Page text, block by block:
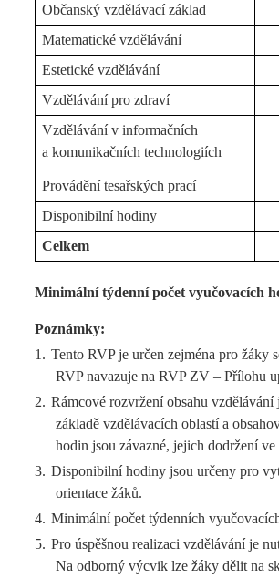
Občanský vzdělávací základ
Matematické vzdělávání
Estetické vzdělávání
Vzdělávání pro zdraví
Vzdělávání v informačních
a komunikačních technologiích
Provádění tesařských prací
Disponibilní hodiny
Celkem
Minimální týdenní počet vyučovacích
Poznámky:
1. Tento RVP je určen zejména pro žáky
RVP navazuje na RVP ZV – Přílohu
2. Rámcové rozvržení obsahu
základě vzdělávacích oblastí a
hodin jsou závazné, jejich dodržení
3. Disponibilní hodiny jsou určeny pro
orientace žáků.
4. Minimální počet týdenních
5. Pro úspěšnou realizaci vzdělávání je
Na odborný výcvik lze žáky dělit na